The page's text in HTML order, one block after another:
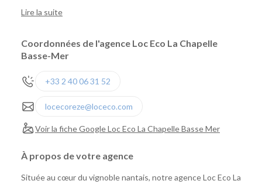
Lire la suite
Coordonnées de l'agence Loc Eco La Chapelle
Basse-Mer
+33 2 40 06 31 52
locecoreze@loceco.com
Voir la fiche Google Loc Eco La Chapelle Basse Mer
À propos de votre agence
Située au cœur du vignoble nantais, notre agence Loc Eco La